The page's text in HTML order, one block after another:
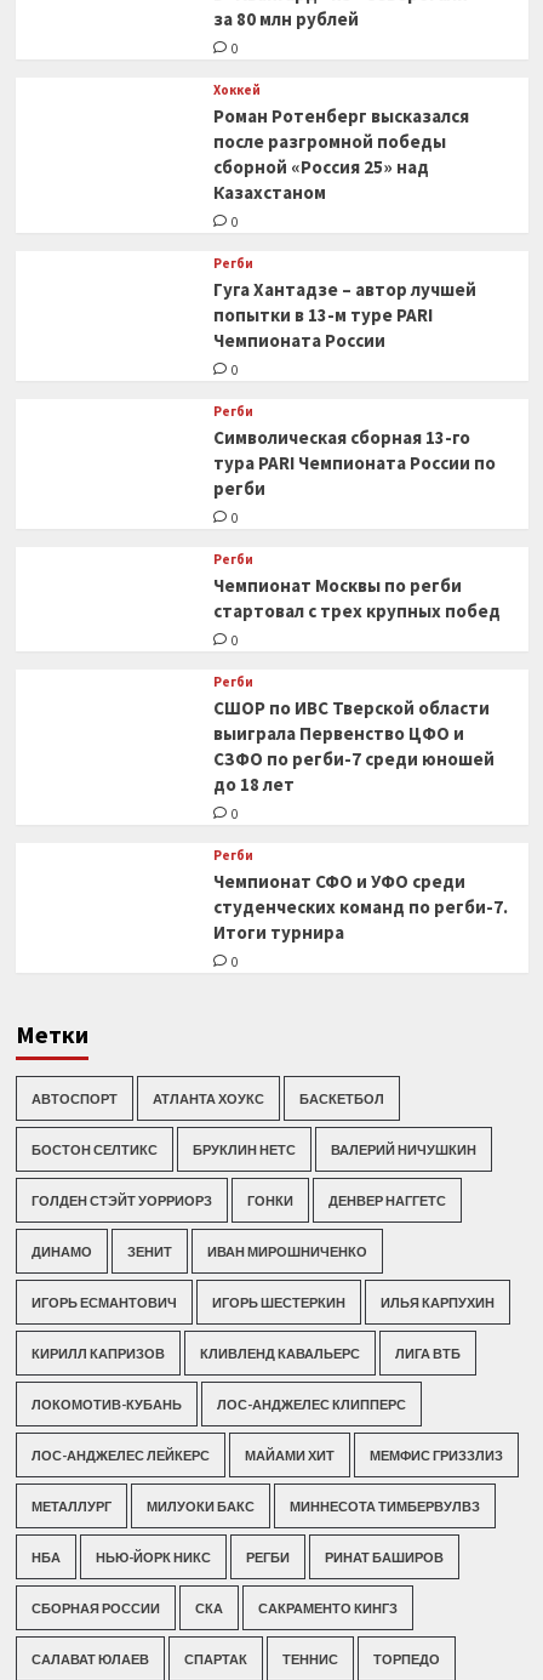
за 80 млн рублей
0
Хоккей
Роман Ротенберг высказался
после разгромной победы
сборной «Россия 25» над
Казахстаном
0
Регби
Гуга Хантадзе – автор лучшей
попытки в 13-м туре PARI
Чемпионата России
0
Регби
Символическая сборная 13-го
тура PARI Чемпионата России по
регби
0
Регби
Чемпионат Москвы по регби
стартовал с трех крупных побед
0
Регби
СШОР по ИВС Тверской области
выиграла Первенство ЦФО и
СЗФО по регби-7 среди юношей
до 18 лет
0
Регби
Чемпионат СФО и УФО среди
студенческих команд по регби-7.
Итоги турнира
0
Метки
АВТОСПОРТ АТЛАНТА ХОУКС БАСКЕТБОЛ
БОСТОН СЕЛТИКС БРУКЛИН НЕТС ВАЛЕРИЙ НИЧУШКИН
ГОЛДЕН СТЭЙТ УОРРИОРЗ ГОНКИ ДЕНВЕР НАГГЕТС
ДИНАМО ЗЕНИТ ИВАН МИРОШНИЧЕНКО
ИГОРЬ ЕСМАНТОВИЧ ИГОРЬ ШЕСТЕРКИН ИЛЬЯ КАРПУХИН
КИРИЛЛ КАПРИЗОВ КЛИВЛЕНД КАВАЛЬЕРС ЛИГА ВТБ
ЛОКОМОТИВ-КУБАНЬ ЛОС-АНДЖЕЛЕС КЛИППЕРС
ЛОС-АНДЖЕЛЕС ЛЕЙКЕРС МАЙАМИ ХИТ МЕМФИС ГРИЗЗЛИЗ
МЕТАЛЛУРГ МИЛУОКИ БАКС МИННЕСОТА ТИМБЕРВУЛВЗ
НБА НЬЮ-ЙОРК НИКС РЕГБИ РИНАТ БАШИРОВ
СБОРНАЯ РОССИИ СКА САКРАМЕНТО КИНГЗ
САЛАВАТ ЮЛАЕВ СПАРТАК ТЕННИС ТОРПЕДО